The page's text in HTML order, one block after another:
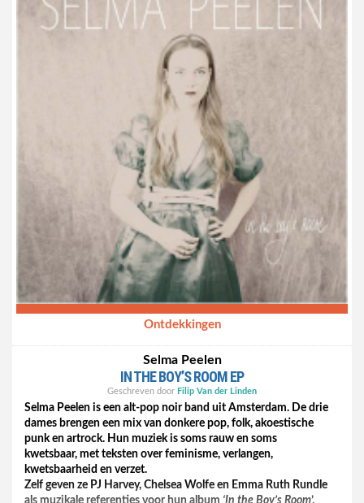
Yevgueni – Mooie backcatalogue van 25 kaarsjes
Ontdekkingen
Selma Peelen
IN THE BOY’S ROOM EP
Geschreven door Filip Van der Linden
Selma Peelen is een alt-pop noir band uit Amsterdam. De drie
dames brengen een mix van donkere pop, folk, akoestische
punk en artrock. Hun muziek is soms rauw en soms
kwetsbaar, met teksten over feminisme, verlangen,
kwetsbaarheid en verzet.
Zelf geven ze PJ Harvey, Chelsea Wolfe en Emma Ruth Rundle
als muzikale referenties voor hun album ‘In the Boy’s Room’.